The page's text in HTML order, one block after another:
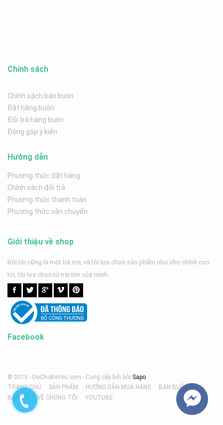
Chính sách
Chính sách bán buôn
Đặt hàng buôn
Đổi trả hàng buôn
Đóng góp ý kiến
Hướng dẫn
Phương thức đặt hàng
Chính sách đổi trả
Phương thức thanh toán
Phương thức vận chuyển
Giới thiệu về shop
Bởi tôi cũng là một bà mẹ, và tôi lựa chọn sản phẩm như cho chính con
tôi, tôi lựa chọn từ trái tim của mình.
Facebook
© 2015 - DoChoBeYeu.com - Cung cấp bởi bởi Sapo
TRANG CHỦ
SẢN PHẨM HƯỚNG DẪN MUA HÀNG
BÁN BUÔN
BẢN ĐỒ
VỀ CHÚNG TÔI YOUTUBE